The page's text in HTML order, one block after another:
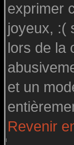
exprimer
joyeux, :(
lors de la
et un
Revenir